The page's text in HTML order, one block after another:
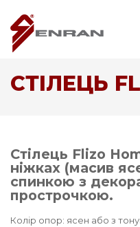
СТІЛЕЦЬ
Стілець Flizo
ніжках (масив
спинкою з
прострочкою.
Колір опор: ясен або з